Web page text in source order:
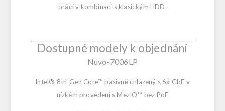
práci v kombinaci s klasickým HDD.
Dostupné modely k objednání
Nuvo-7006LP
Intel® 8th-Gen Core™ pasivně chlazený s 6x GbE v
nízkém provedení s MezIO™ bez PoE